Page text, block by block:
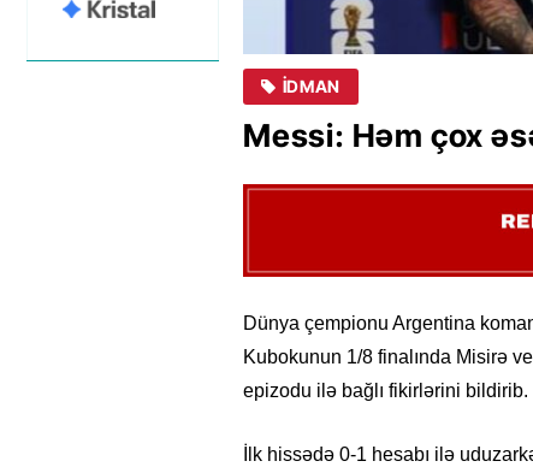
İDMAN
Messi: Həm çox
Dünya çempionu Argentina
Kubokunun 1/8 finalında Misirə
epizodu ilə bağlı fikirlərini bildirib.
İlk hissədə 0-1 hesabı ilə